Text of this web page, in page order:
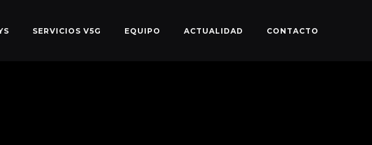
SERVICIOS V5G EQUIPO ACTUALIDAD CONTACTO